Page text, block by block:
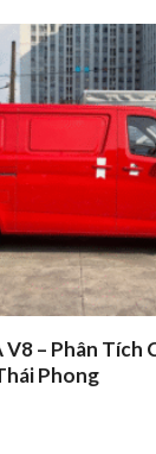
V8 – Phân Tích
Phong